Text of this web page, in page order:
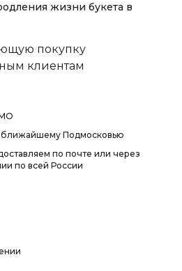
жизни букета в
покупку
клиентам
ближайшему Подмосковью
по почте или через
по всей России